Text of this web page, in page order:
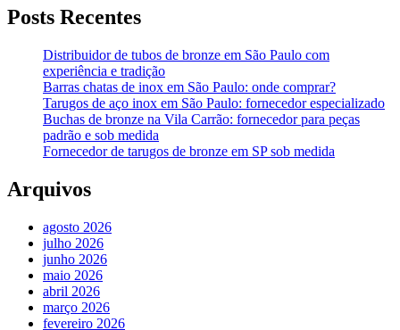
Posts Recentes
Distribuidor de tubos de bronze em São Paulo com
experiência e tradição
Barras chatas de inox em São Paulo: onde comprar?
Tarugos de aço inox em São Paulo: fornecedor especializado
Buchas de bronze na Vila Carrão: fornecedor para peças
padrão e sob medida
Fornecedor de tarugos de bronze em SP sob medida
Arquivos
agosto 2026
julho 2026
junho 2026
maio 2026
abril 2026
março 2026
fevereiro 2026